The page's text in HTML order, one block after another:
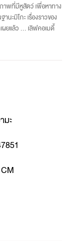
ภาพที่มีหูสัตว์ เพื่อหาทาง
ะมิโกะ เรื่องราวของ
ผยแล้ว ... เลิฟคอเมดี้
มะ